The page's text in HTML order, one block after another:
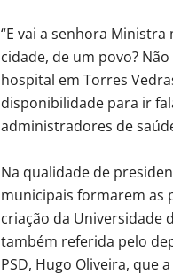
“E vai a senhora
cidade, de um povo?
hospital em Torres
disponibilidade para ir
administradores de
Na qualidade de
municipais formarem as
criação da Universidade
também referida pelo
PSD, Hugo Oliveira, que